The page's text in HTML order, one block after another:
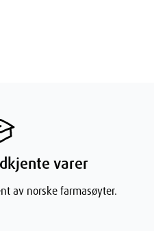
varer
av norske farmasøyter.